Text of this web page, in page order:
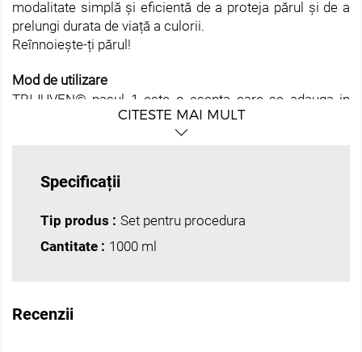
modalitate simplă și eficientă de a proteja părul și de a
prelungi durata de viață a culorii.
Reînnoiește-ți părul!
Mod de utilizare
TRIJUVEN© pasul 1 este o esenta care se adauga in
amestecul de decolorare sau vopsea in timpul
tratamentelor chimice din salon. De asemenea esența
uscat cu prosopul. Se lasa sa actioneze 5-10 minute.
Apoi se aplica Trijuven pasul 3 fara a spala parul.
TRIJUVEN© pasul 2 este o emulsie microproteică care
se folosește în salon după clătirea agentului de albire
sau a formulei de culoare. Pentru tratamentele de
10-20 minute apoi se clateste cu apa curata.
Pentru îngrijirea perfectă la domiciliu, utilizati Trijuven
CITESTE MAI MULT
Specificații
Tip produs : Set pentru procedura
Cantitate : 1000 ml
Recenzii